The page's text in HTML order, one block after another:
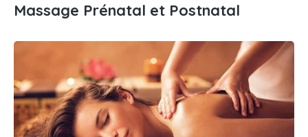
Massage Prénatal et Postnatal